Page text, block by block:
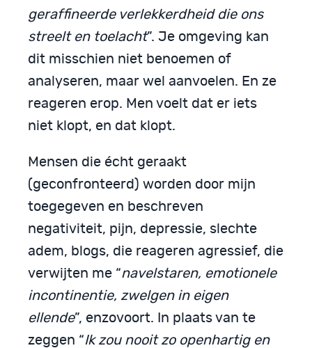
geraffineerde verlekkerdheid die ons
streelt en toelacht”. Je omgeving kan
dit misschien niet benoemen of
analyseren, maar wel aanvoelen. En ze
reageren erop. Men voelt dat er iets
niet klopt, en dat klopt.
Mensen die écht geraakt
(geconfronteerd) worden door mijn
toegegeven en beschreven
negativiteit, pijn, depressie, slechte
adem, blogs, die reageren agressief, die
verwijten me “navelstaren, emotionele
incontinentie, zwelgen in eigen
ellende”, enzovoort. In plaats van te
zeggen “Ik zou nooit zo openhartig en